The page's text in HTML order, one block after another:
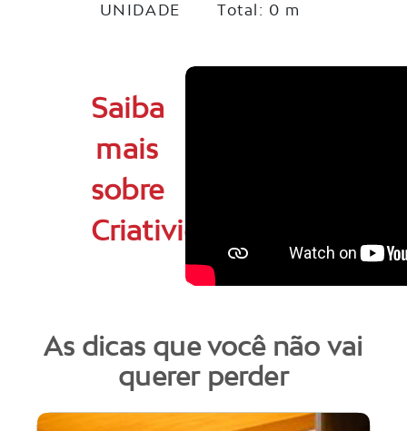
UNIDADE
Total: 0 m
Saiba
mais
sobre
Criatividade
As dicas que você não vai
querer perder